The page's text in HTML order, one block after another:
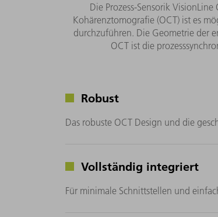
Die Prozess-Sensorik
Kohärenztomografie (OCT) ist es
durchzuführen. Die Geometrie der
OCT ist die
Robust
Das robuste OCT Design und die
Vollständig integriert
Für minimale Schnittstellen und